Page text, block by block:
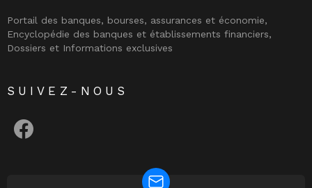
Portail des banques, bourses, assurances et économie,
Encyclopédie des banques et établissements financiers,
Dossiers et Informations exclusives
SUIVEZ-NOUS